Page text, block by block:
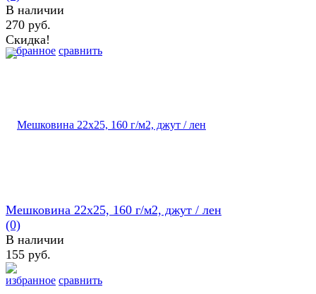
избранное сравнить
В наличии
270 руб.
Скидка!
избранное сравнить
Мешковина 22х25, 160 г/м2, джут / лен
(0)
В наличии
155 руб.